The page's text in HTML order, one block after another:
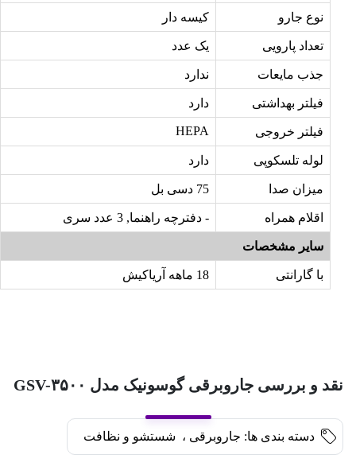
نوع جارو کیسه دار
تعداد پارویی یک عدد
جذب مایعات ندارد
فیلتر بهداشتی دارد
فیلتر خروجی HEPA
لوله تلسکوپی دارد
میزان صدا 75 دسی بل
اقلام همراه - دفترچه راهنما, 3 عدد سری
سایر مشخصات
با گارانتی 18 ماهه آریاکیش
نقد و بررسی جاروبرقی گوسونیک مدل GSV-۳۵۰۰
دسته بندی ها: جاروبرقی ، شستشو و نظافت